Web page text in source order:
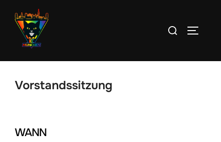
Inhalt
springen
Suchen
Vorstandssitzung
WANN